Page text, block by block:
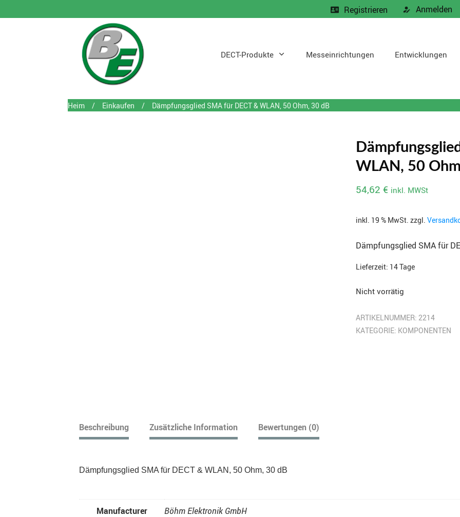
Registrieren Anmelden
DECT-Produkte Messeinrichtungen Entwicklungen
Heim / Einkaufen / Dämpfungsglied SMA für DECT & WLAN, 50 Ohm, 30 dB
WLAN, 50
54,62 € inkl. MWSt
inkl. 19 % MwSt. zzgl.
Dämpfungsglied SMA für
Lieferzeit: 14 Tage
Nicht vorrätig
ARTIKELNUMMER: 2214
KATEGORIE: KOMPONENTEN
Beschreibung Zusätzliche Information Bewertungen (0)
Dämpfungsglied SMA für DECT & WLAN, 50 Ohm, 30 dB
Manufacturer Böhm Elektronik GmbH